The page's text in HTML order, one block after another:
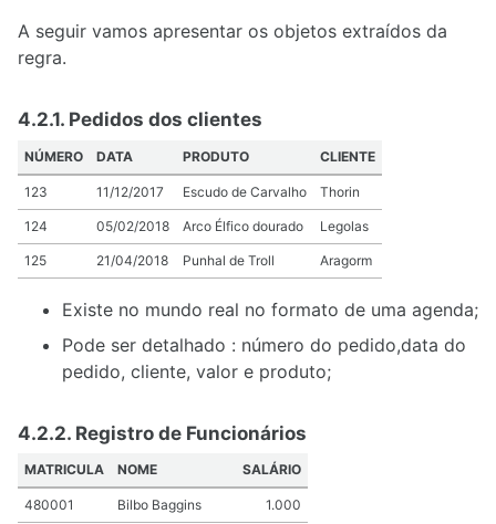
A seguir vamos apresentar os objetos extraídos da
regra.
4.2.1. Pedidos dos clientes
NÚMERO DATA PRODUTO CLIENTE
123 11/12/2017 Escudo de Carvalho Thorin
124 05/02/2018 Arco Élfico dourado Legolas
125 21/04/2018 Punhal de Troll Aragorm
Existe no mundo real no formato de uma agenda;
Pode ser detalhado : número do pedido,data do
pedido, cliente, valor e produto;
4.2.2. Registro de Funcionários
MATRICULA NOME SALÁRIO
480001 Bilbo Baggins 1.000